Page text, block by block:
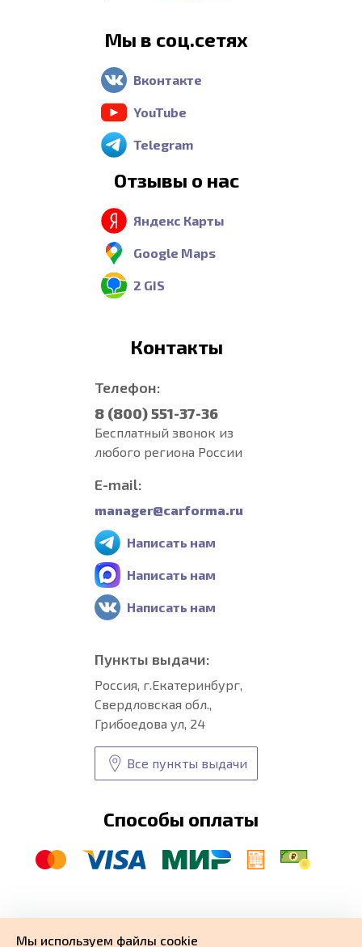
Мы в соц.сетях
Вконтакте
YouTube
Telegram
Отзывы о нас
Яндекс Карты
Google Maps
2 GIS
Контакты
Телефон:
8 (800) 551-37-36
Бесплатный звонок из
любого региона России
E-mail:
manager@carforma.ru
Написать нам
Написать нам
Написать нам
Пункты выдачи:
Россия, г.Екатеринбург,
Свердловская обл.,
Грибоедова ул, 24
Все пункты выдачи
Способы оплаты
автоковрики
Мы используем файлы cookie